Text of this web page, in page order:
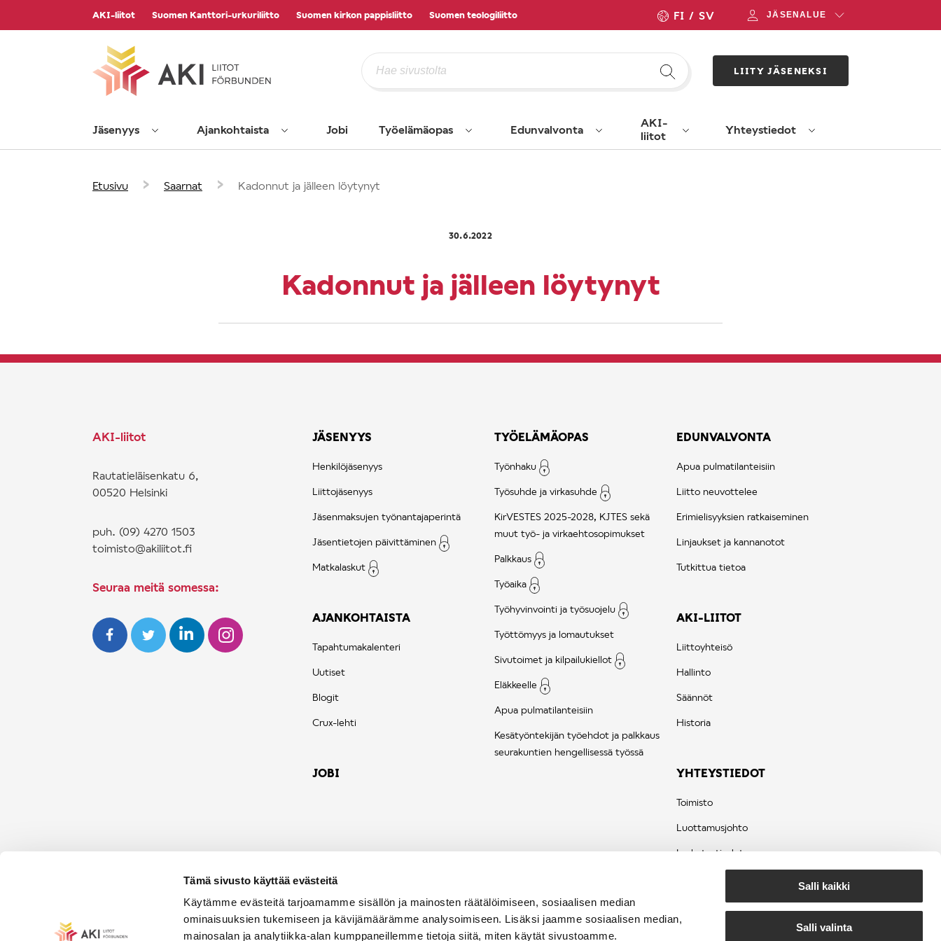
Tämä sivusto käyttää evästeitä
Käytämme evästeitä tarjoamamme sisällön ja mainosten räätälöimiseen, sosiaalisen median
ominaisuuksien tukemiseen ja kävijämäärämme analysoimiseen. Lisäksi jaamme sosiaalisen median,
mainosalan ja analytiikka-alan kumppaneillemme tietoja siitä, miten käytät sivustoamme.
Salli kaikki
Salli valinta
AKI-liitot Suomen Kanttori-urkuriliitto Suomen kirkon pappisliitto Suomen teologiliitto FI SV JÄSENALUE
LIITY JÄSENEKSI
Jäsenyys Ajankohtaista Jobi Työelämäopas Edunvalvonta
AKI-
liitot
Yhteystiedot
Etusivu › Saarnat › Kadonnut ja jälleen löytynyt
30.6.2022
Kadonnut ja jälleen löytynyt
AKI-liitot
Rautatieläisenkatu 6,
00520 Helsinki
puh. (09) 4270 1503
toimisto@akiliitot.fi
Seuraa meitä somessa:
JÄSENYYS
Henkilöjäsenyys
Liittojäsenyys
Jäsenmaksujen työnantajaperintä
Jäsentietojen päivittäminen
Matkalaskut
AJANKOHTAISTA
Tapahtumakalenteri
Uutiset
Blogit
Crux-lehti
JOBI
TYÖELÄMÄOPAS
Työnhaku
Työsuhde ja virkasuhde
KirVESTES 2025-2028, KJTES sekä
muut työ- ja virkaehtosopimukset
Palkkaus
Työaika
Työhyvinvointi ja työsuojelu
Työttömyys ja lomautukset
Sivutoimet ja kilpailukiellot
Eläkkeelle
Apua pulmatilanteisiin
Kesätyöntekijän työehdot ja palkkaus
seurakuntien hengellisessä työssä
EDUNVALVONTA
Apua pulmatilanteisiin
Liitto neuvottelee
Erimielisyyksien ratkaiseminen
Linjaukset ja kannanotot
Tutkittua tietoa
AKI-LIITOT
Liittoyhteisö
Hallinto
Säännöt
Historia
YHTEYSTIEDOT
Toimisto
Luottamusjohto
Laskutustiedot